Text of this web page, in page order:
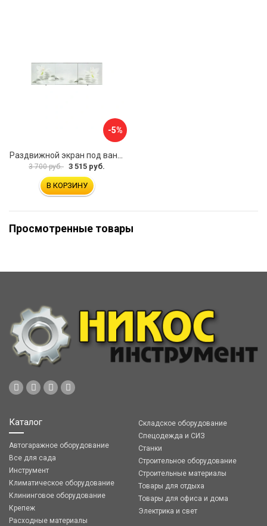
-5%
3 700 руб. 3 515 руб.
В КОРЗИНУ
Просмотренные товары
Каталог
Автогаражное оборудование
Все для сада
Инструмент
Климатическое оборудование
Клининговое оборудование
Крепеж
Расходные материалы
Складское оборудование
Спецодежда и СИЗ
Станки
Строительное оборудование
Строительные материалы
Товары для отдыха
Товары для офиса и дома
Электрика и свет